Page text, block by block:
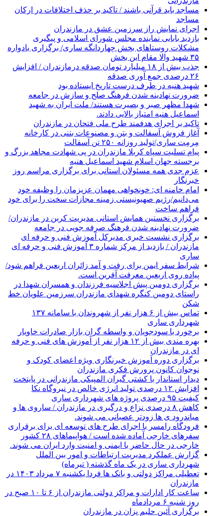
مساجد باید قرآنی باشند / تاکید بر حذف اختلافات در ارکان
مساجد
اجرای نمایش راز سرزمین عشق در مازندران
بازدید بابایی نماینده مجلس شورای اسلامی و پیگیری
مشکلات روستاهای بخش چهاردانگه ساری/ برگزاری یادواره
۳۵ شهید والا مقام این بخش
جذب بیش از ۱۸ میلیارد تومان صدقه درمازندران / افزایش
۲۶ درصدی جمع آوری صدقه
شهید هنیه در طرف درست تاریخ ایستاده بود
ضرورت نهادینه شدن فرهنگ صلح و سازش در جامعه
شهدا مظهر صبر و بصیرت هستند/ ملت ایران به شهید
اسماعیل هنیه امتیاز بالایی دادند.
تاکید بر اجرای هدفمند طرح ملی فتحان در مازندران
آغاز فروش آسفالت و بتن و مصنوعات بتنی در کارخانه
مِرمِت ساری/تولید روزانه ۲۵۰ تن آسفالت
پیام تسلیت سپاه کربلا مازندران در پی شهادت مجاهد بزرگ و
برجسته جهان اسلام شهید اسماعیل هنیه
عزم جدی همه مسئولان استانی برای برگزاری مراسم روز
خبرنگار
امام خامنه ای: خونخواهی مهمان عزیزمان را وظیفه خود
می‌دانیم/رژیم صهیونیستی زمینه مجازات سخت را برای خود
فراهم ساخت
برگزاری نخستین همایش استانی مدیریت کربن در مازندران/
ضرورت نهادینه شدن فرهنگ صرفه جویی در جامعه
برگزاری نشست خبری مدیرکل آموزش فنی و حرفه ای
مازندران / بازدید از مرکز شماره ۳ آموزش فنی و حرفه ای
ساری
شرایط سفر ایمن برای رفت و آمد زائران اربعین فراهم شود/
پیاده روی اربعین معرفت آفرین است.
برگزاری دومین پیش اجلاسیه فرزندان و همسران شهدا در
راستای دومین کنگره شهدای مازندران سرزمین علویان خط
شکن
تماس بیش از ۶ هزار نفر از شهروندان با سامانه ۱۳۷
شهرداری ساری
برخورد با سودجویان و واسطه گران بازار صادرات خاویار
بهره مندی بیش از ۱۲ هزار نفر از آموزش های فنی و حرفه
ای در مازندران
برگزاری دوره آموزش خبرنگاری ویژه اعضای کودک و
نوجوان کانون پرورش فکری مازندران
دیدار استاندار با کشتی گیران المپیکی مازندرانی در پایتخت
افزایش ۱۲ درصدی تولید انرژی خالص در نیروگاه نکا
کیفیت ۹۵ درصدی پروژه های شهرداری ساری
کاهش ۸ درصدی نزاع و درگیری در مازندران / ساروی ها و
میاندرود ی ها زودتر عصبانی می شوند.
فرودگاه رامسر با اجرای طرح های توسعه ای برای برقراری
سفرهای خارجی آماده شده است / هواپیماهای ۲۸ کشور
خارجی در حال حاضر با ایمنی و امنیت وارد ایران می شوند.
گزارش عملکرد مدیریت ارتباطات و امور بین الملل
شهرداری ساری در یک ماه گذشته ( تیرماه)
تعطیلی مراکز دولتی و بانک ها فردا یکشنبه ۷ مرداد ۱۴۰۳ در
مازندران
ساعت کار ادارات و مراکز دولتی مازندران از ۶ تا ۱۰ صبح در
روز شنبه ۶ مردادماه
برگزاری آئین حلیم پزان در مازندران